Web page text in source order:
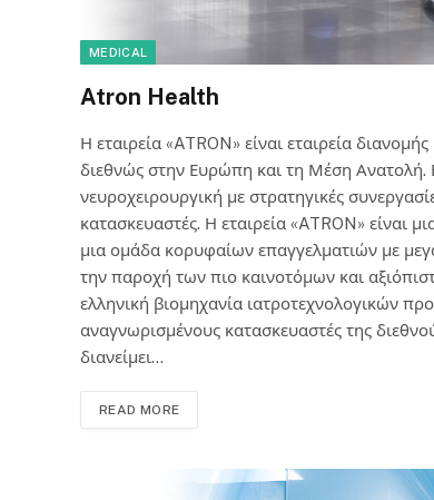
MEDICAL
Atron Health
Η εταιρεία «ATRON» είναι εταιρεία
διεθνώς στην Ευρώπη και τη Μέση Ανατολή.
νευροχειρουργική με στρατηγικές
κατασκευαστές. Η εταιρεία «ATRON» είναι
μια ομάδα κορυφαίων επαγγελματιών με
την παροχή των πιο καινοτόμων και
ελληνική βιομηχανία ιατροτεχνολογικών
αναγνωρισμένους κατασκευαστές της
διανείμει…
READ MORE